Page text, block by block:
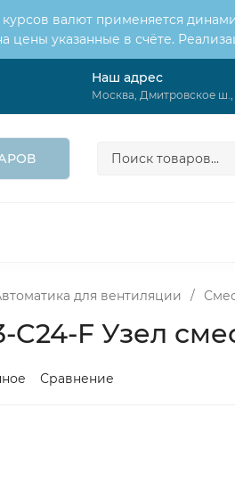
валют применяется
цены указанные в счёте.
Наш адрес
Москва, Дмитровское ш.,
для вентиляции /
C24-F Узел
Сравнение